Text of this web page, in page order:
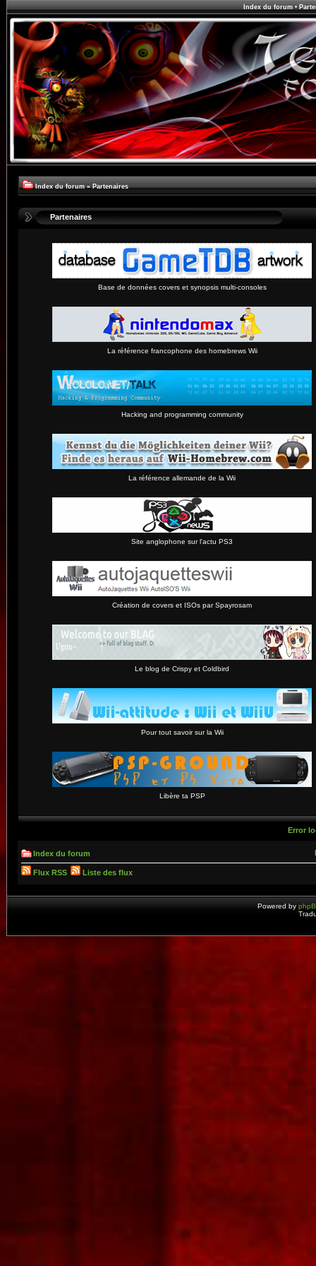
Index du forum•
Index du forum » Partenaires
Partenaires
Base de données covers et synopsis multi-consoles
La référence francophone des homebrews Wii
Hacking and programming community
La référence allemande de la Wii
Site anglophone sur l'actu PS3
Création de covers et ISOs par Spayrosam
Le blog de Crispy et Coldbird
Pour tout savoir sur la Wii
Libère ta PSP
Error
Index du forum
Flux RSS Liste des flux
Powered by